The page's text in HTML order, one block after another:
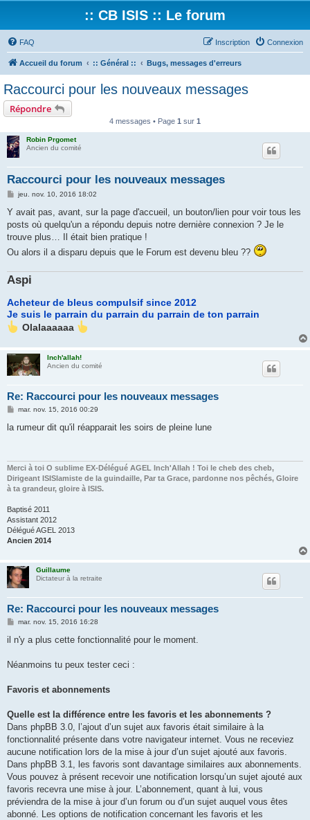
:: CB ISIS :: Le forum
FAQ Connexion
Inscription
Accueil du forum :: Général :: Bugs, messages d'erreurs
Raccourci pour les nouveaux messages
Répondre
4 messages • Page 1 sur 1
Robin Prgomet
Ancien du comité
Raccourci pour les nouveaux messages
M
s
a
g
jeu. nov. 10, 2016 18:02
Y avait pas, avant, sur la page d'accueil, un bouton/lien pour voir tous les
posts où quelqu'un a répondu depuis notre dernière connexion ? Je le
trouve plus… Il était bien pratique !
Ou alors il a disparu depuis que le Forum est devenu bleu ??
Aspi
Acheteur de bleus compulsif since 2012
Je suis le parrain du parrain du parrain de ton parrain
Olalaaaaaa
Inch'allah!
Ancien du comité
Re: Raccourci pour les nouveaux messages
M
s
mar. nov. 15, 2016 00:29
la rumeur dit qu'il réapparait les soirs de pleine lune
Merci à toi O sublime EX-Délégué AGEL Inch'Allah ! Toi le cheb des cheb,
Dirigeant ISISlamiste de la guindaille, Par ta Grace, pardonne nos pêchés, Gloire
à ta grandeur, gloire à ISIS.
Baptisé 2011
Assistant 2012
Délégué AGEL 2013
Ancien 2014
Guillaume
Dictateur à la retraite
Re: Raccourci pour les nouveaux messages
M
s
g
mar. nov. 15, 2016 16:28
il n'y a plus cette fonctionnalité pour le moment.
Néanmoins tu peux tester ceci :
Favoris et abonnements
Quelle est la différence entre les favoris et les abonnements ?
Dans phpBB 3.0, l’ajout d’un sujet aux favoris était similaire à la
fonctionnalité présente dans votre navigateur internet. Vous ne receviez
aucune notification lors de la mise à jour d’un sujet ajouté aux favoris.
Dans phpBB 3.1, les favoris sont davantage similaires aux abonnements.
Vous pouvez à présent recevoir une notification lorsqu’un sujet ajouté aux
favoris recevra une mise à jour. L’abonnement, quant à lui, vous
préviendra de la mise à jour d’un forum ou d’un sujet auquel vous êtes
abonné. Les options de notification concernant les favoris et les